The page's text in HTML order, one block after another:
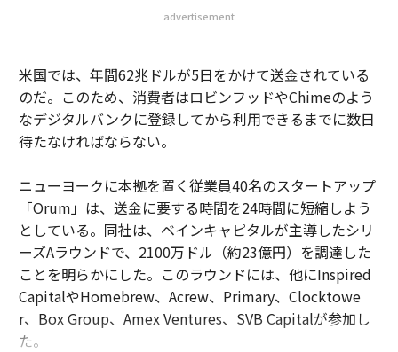
advertisement
米国では、年間62兆ドルが5日をかけて送金されている
のだ。このため、消費者はロビンフッドやChimeのよう
なデジタルバンクに登録してから利用できるまでに数日
待たなければならない。
ニューヨークに本拠を置く従業員40名のスタートアップ
「Orum」は、送金に要する時間を24時間に短縮しよう
としている。同社は、ベインキャピタルが主導したシリ
ーズAラウンドで、2100万ドル（約23億円）を調達した
ことを明らかにした。このラウンドには、他にInspired
CapitalやHomebrew、Acrew、Primary、Clocktowe
r、Box Group、Amex Ventures、SVB Capitalが参加し
た。